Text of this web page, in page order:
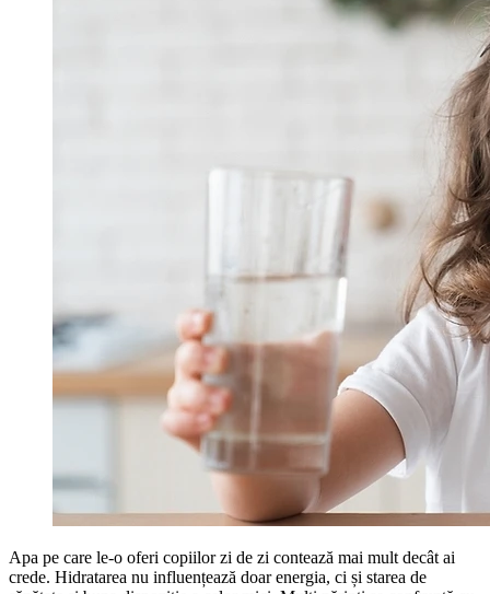
Apa pe care le-o oferi copiilor zi de zi contează mai mult decât ai
crede. Hidratarea nu influențează doar energia, ci și starea de